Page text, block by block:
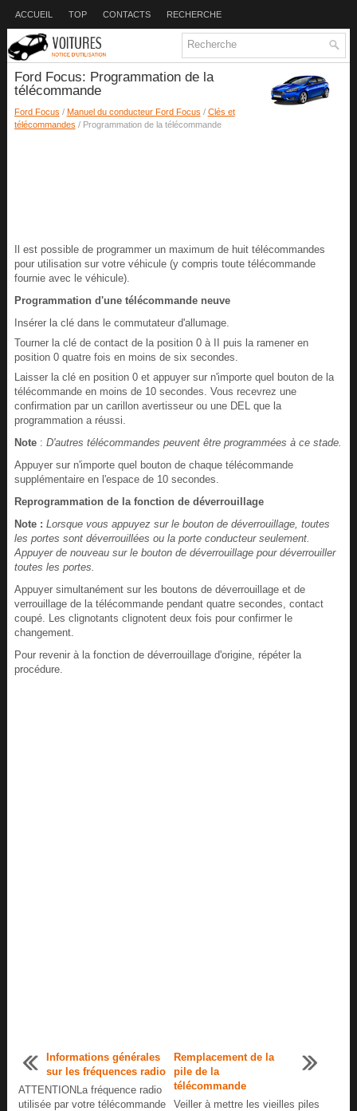
ACCUEIL TOP CONTACTS RECHERCHE
Ford Focus: Programmation de la
télécommande
Ford Focus / Manuel du conducteur Ford Focus / Clés et
télécommandes / Programmation de la télécommande
Il est possible de programmer un maximum de huit télécommandes
pour utilisation sur votre véhicule (y compris toute télécommande
fournie avec le véhicule).
Programmation d'une télécommande neuve
Insérer la clé dans le commutateur d'allumage.
Tourner la clé de contact de la position 0 à II puis la ramener en
position 0 quatre fois en moins de six secondes.
Laisser la clé en position 0 et appuyer sur n'importe quel bouton de la
télécommande en moins de 10 secondes. Vous recevrez une
confirmation par un carillon avertisseur ou une DEL que la
programmation a réussi.
Note : D'autres télécommandes peuvent être programmées à ce stade.
Appuyer sur n'importe quel bouton de chaque télécommande
supplémentaire en l'espace de 10 secondes.
Reprogrammation de la fonction de déverrouillage
Note : Lorsque vous appuyez sur le bouton de déverrouillage, toutes
les portes sont déverrouillées ou la porte conducteur seulement.
Appuyer de nouveau sur le bouton de déverrouillage pour déverrouiller
toutes les portes.
Appuyer simultanément sur les boutons de déverrouillage et de
verrouillage de la télécommande pendant quatre secondes, contact
coupé. Les clignotants clignotent deux fois pour confirmer le
changement.
Pour revenir à la fonction de déverrouillage d'origine, répéter la
procédure.
Informations générales
sur les fréquences radio
ATTENTIONLa fréquence radio
utilisée par votre télécommande
Remplacement de la
pile de la
télécommande
Veiller à mettre les vieilles piles